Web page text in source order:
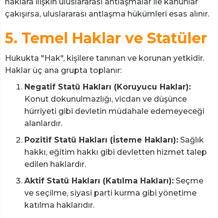
çakışırsa, uluslararası antlaşma hükümleri esas alınır.
5. Temel Haklar ve Statüler
Hukukta "Hak", kişilere tanınan ve korunan yetkidir.
Haklar üç ana grupta toplanır:
Negatif Statü Hakları (Koruyucu Haklar):
Konut dokunulmazlığı, vicdan ve düşünce
hürriyeti gibi devletin müdahale edemeyeceği
alanlardır.
Pozitif Statü Hakları (İsteme Hakları): Sağlık
hakkı, eğitim hakkı gibi devletten hizmet talep
edilen haklardır.
Aktif Statü Hakları (Katılma Hakları): Seçme
ve seçilme, siyasi parti kurma gibi yönetime
katılma haklarıdır.